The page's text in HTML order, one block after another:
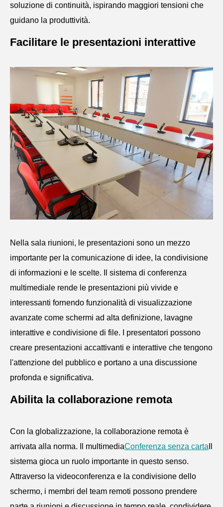
soluzione di continuità, ispirando maggiori tensioni che
guidano la produttività.
Facilitare le presentazioni interattive
Nella sala riunioni, le presentazioni sono un mezzo
importante per la comunicazione di idee, la condivisione
di informazioni e le scelte. Il sistema di conferenza
multimediale rende le presentazioni più vivide e
interessanti fornendo funzionalità di visualizzazione
avanzate come schermi ad alta definizione, lavagne
interattive e condivisione di file. I presentatori possono
creare presentazioni accattivanti e interattive che tengono
l'attenzione del pubblico e portano a una discussione
profonda e significativa.
Abilita la collaborazione remota
Con la globalizzazione, la collaborazione remota è
arrivata alla norma. Il multimediaConferenza senza carta
sistema gioca un ruolo importante in questo senso.
Attraverso la videoconferenza e la condivisione dello
schermo, i membri del team remoti possono prendere